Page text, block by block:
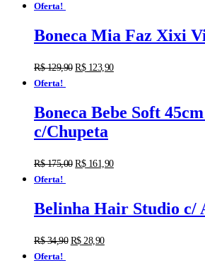
Oferta!
Boneca Mia Faz Xixi
R$129,90 R$123,90
Oferta!
Boneca Bebe Soft
c/Chupeta
R$175,00 R$161,90
Oferta!
Belinha Hair Studio c/
R$34,90 R$28,90
Oferta!